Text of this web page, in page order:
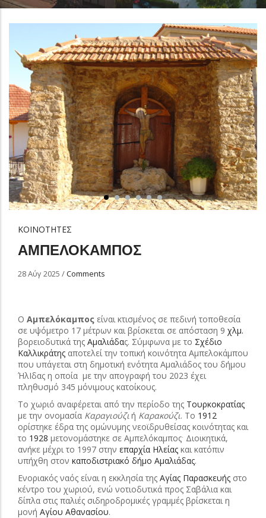
ΚΟΙΝΟΤΗΤΕΣ
ΑΜΠΕΛΟΚΑΜΠΟΣ
28 Αύγ 2025 /Comments
Ο Αμπελόκαμπος είναι κτισμένος σε πεδινή τοποθεσία
σε υψόμετρο 17 μέτρων και βρίσκεται σε απόσταση 9 χλμ.
βορειοδυτικά της Αμαλιάδας. Σύμφωνα με το Σχέδιο
Καλλικράτης αποτελεί την τοπική κοινότητα Αμπελοκάμπου
που υπάγεται στη δημοτική ενότητα Αμαλιάδος του δήμου
ΉλΙδας η οποία με την απογραφή του 2023 έχει
πληθυσμό 345 μόνιμους κατοίκους.
Το χωριό αναφέρεται από την περίοδο της Τουρκοκρατίας
με την ονομασία Καραγιούζι ή Καρακούζι. Το 1912
ορίστηκε έδρα της ομώνυμης νεοϊδρυθείσας κοινότητας και
το 1928 μετονομάστηκε σε Αμπελόκαμπος. Διοικητικά,
ανήκε μέχρι το 1997 στην επαρχία Ηλείας και κατόπιν
υπήχθη στον καποδιστριακό δήμο Αμαλιάδας.
Ενοριακός ναός είναι η εκκλησία της Αγίας Παρασκευής στο
κέντρο του χωριού, ενώ νοτιοδυτικά προς Σαβάλια και
δίπλα στις παλιές σιδηροδρομικές γραμμές βρίσκεται η
μονή Αγίου Αθανασίου.